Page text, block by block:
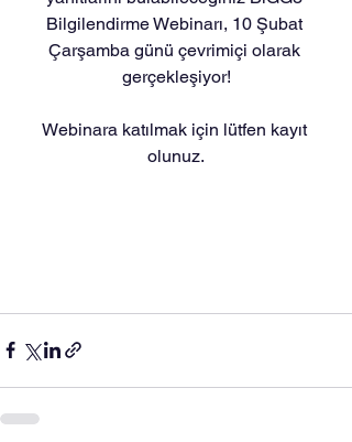
Bilgilendirme Webinarı, 10 Şubat
Çarşamba günü çevrimiçi olarak
gerçekleşiyor!
Webinara katılmak için lütfen kayıt
olunuz.